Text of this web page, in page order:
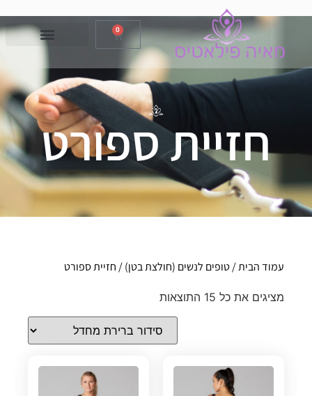
0
חזיית ספורט
עמוד הבית/טופים לנשים (חולצת בטן)/ חזיית ספורט
מציגים את כל ⁦15⁩ התוצאות